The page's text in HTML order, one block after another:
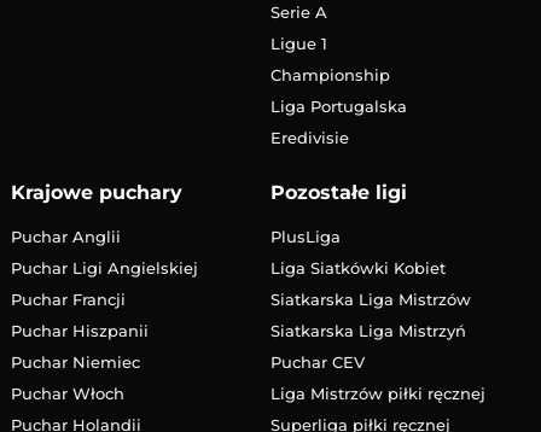
Serie A
Ligue 1
Championship
Liga Portugalska
Eredivisie
Krajowe puchary
Puchar Anglii
Puchar Ligi Angielskiej
Puchar Francji
Puchar Hiszpanii
Puchar Niemiec
Puchar Włoch
Puchar Holandii
Pozostałe ligi
PlusLiga
Liga Siatkówki Kobiet
Siatkarska Liga Mistrzów
Siatkarska Liga Mistrzyń
Puchar CEV
Liga Mistrzów piłki ręcznej
Superliga piłki ręcznej